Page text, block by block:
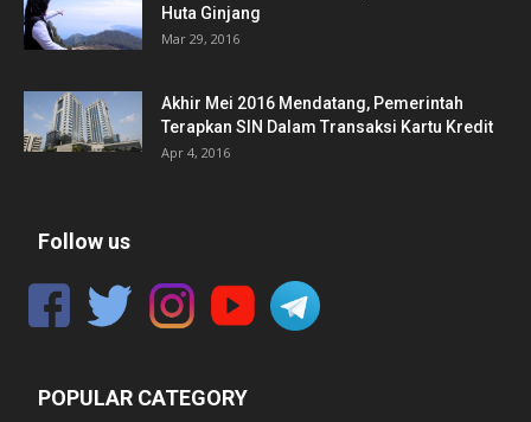
Huta Ginjang
Mar 29, 2016
Akhir Mei 2016 Mendatang, Pemerintah
Terapkan SIN Dalam Transaksi Kartu Kredit
Apr 4, 2016
Follow us
POPULAR CATEGORY